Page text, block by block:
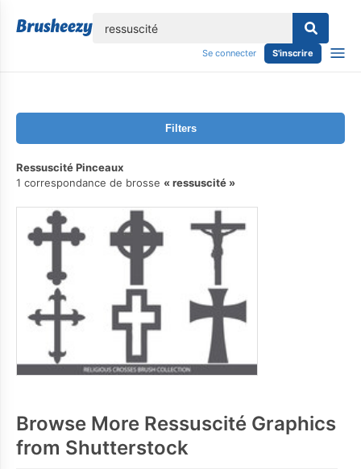
Se connecter S'inscrire
Filters
Ressuscité Pinceaux
1 correspondance de brosse
ressuscité
Browse More Ressuscité Graphics
from Shutterstock